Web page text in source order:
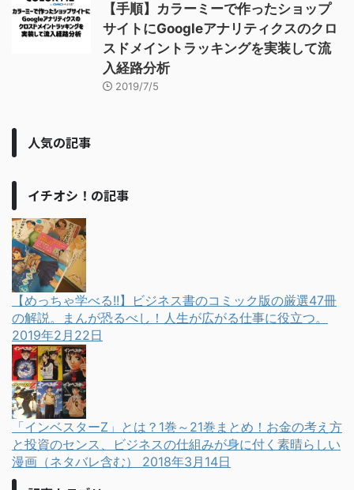
【手順】カラーミーで作ったショップ
サイトにGoogleアナリティクスのクロ
スドメイントラッキングを実装して流
入経路分析
2019/7/5
人気の記事
イチオシ！の記事
【めっちゃ学べる!!】ビジネス書のコミック版の厳選47冊
の解説。まんが恐るべし！人生が広がる仕事に役立つ。
2019年2月22日
「インベスターZ」とは？1巻～21巻まとめ！お金の考え方
と投資のセンス、ビジネスの仕組みが身に付く素晴らしい
漫画（ネタバレ含む） 2018年3月14日